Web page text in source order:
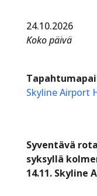
24.10.2026
Koko päivä
Skyline Airport
Syventävä
syksyllä
14.11. Skyline